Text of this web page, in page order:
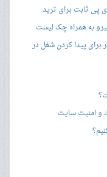
پی ثابت برای ترید
به همراه چک لیست
برای پیدا کردن شغل در
و امنیت سایت